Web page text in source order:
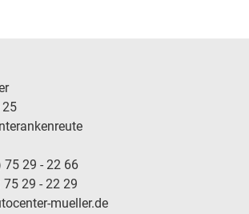
25
75 29 - 22 66
29 - 22 29
mueller.de